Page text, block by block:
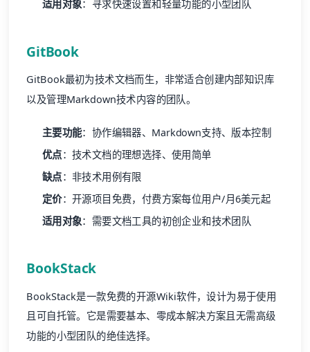
适用对象：寻求快速设置和轻量功能的小型团队
GitBook
GitBook最初为技术文档而生，非常适合创建内部知识库
以及管理Markdown技术内容的团队。
主要功能：协作编辑器、Markdown支持、版本控制
优点：技术文档的理想选择、使用简单
缺点：非技术用例有限
定价：开源项目免费，付费方案每位用户/月6美元起
适用对象：需要文档工具的初创企业和技术团队
BookStack
BookStack是一款免费的开源Wiki软件，设计为易于使用
且可自托管。它是需要基本、零成本解决方案且无需高级
功能的小型团队的绝佳选择。